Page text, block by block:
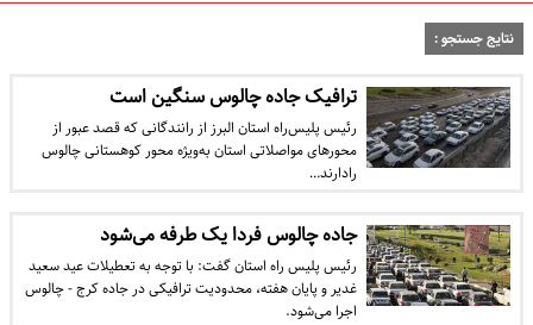
نتایج جستجو :
ترافیک جاده چالوس سنگین است
رئیس پلیس‌راه استان البرز از رانندگانی که قصد عبور از
محورهای مواصلاتی استان به‌ویژه محور کوهستانی چالوس
رادارند…
جاده چالوس فردا یک طرفه می‌شود
رئیس پلیس راه استان گفت: با توجه به تعطیلات عید سعید
غدیر و پایان هفته، محدودیت ترافیکی در جاده کرج - چالوس
اجرا می‌شود.